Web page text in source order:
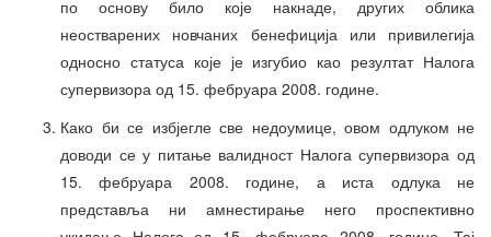
по основу било које накнаде, других облика
неостварених новчаних бенефиција или привилегија
односно статуса које је изгубио као резултат Налога
супервизора од 15. фебруара 2008. године.
Како би се избјегле све недоумице, овом одлуком не
доводи се у питање валидност Налога супервизора од
15. фебруара 2008. године, а иста одлука не
представља ни амнестирање него проспективно